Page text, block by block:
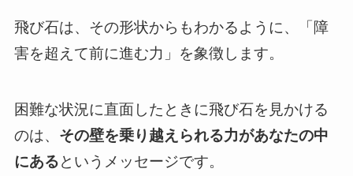
飛び石は、その形状からもわかるように、「障
害を超えて前に進む力」を象徴します。
困難な状況に直面したときに飛び石を見かける
のは、 その壁を乗り越えられる力があなたの中
にあるというメッセージです。